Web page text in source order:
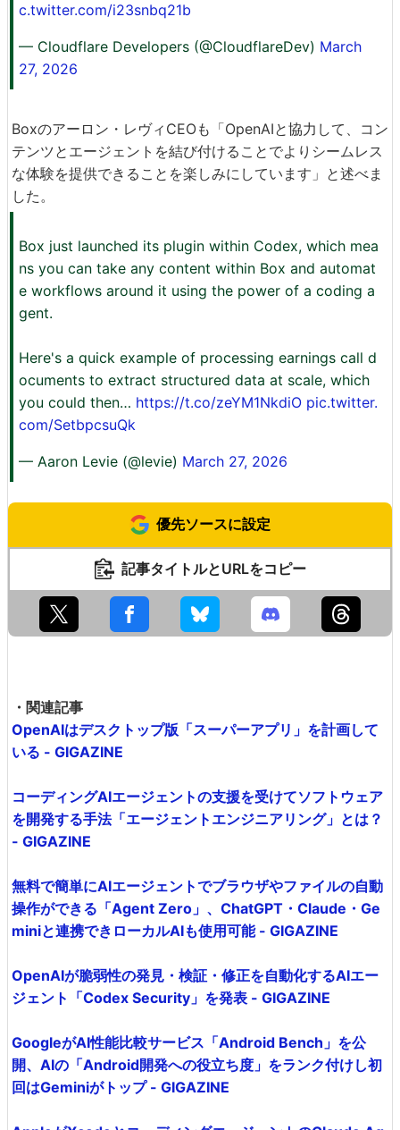
c.twitter.com/i23snbq21b
— Cloudflare Developers (@CloudflareDev) March
27, 2026
Boxのアーロン・レヴィCEOも「OpenAIと協力して、コン
テンツとエージェントを結び付けることでよりシームレス
な体験を提供できることを楽しみにしています」と述べま
した。
Box just launched its plugin within Codex, which mea
ns you can take any content within Box and automat
e workflows around it using the power of a coding a
gent.
Here's a quick example of processing earnings call d
ocuments to extract structured data at scale, which
you could then… https://t.co/zeYM1NkdiO pic.twitter.
com/SetbpcsuQk
— Aaron Levie (@levie) March 27, 2026
優先ソースに設定
記事タイトルとURLをコピー
・関連記事
OpenAIはデスクトップ版「スーパーアプリ」を計画して
いる - GIGAZINE
コーディングAIエージェントの支援を受けてソフトウェア
を開発する手法「エージェントエンジニアリング」とは？
- GIGAZINE
無料で簡単にAIエージェントでブラウザやファイルの自動
操作ができる「Agent Zero」、ChatGPT・Claude・Ge
miniと連携できローカルAIも使用可能 - GIGAZINE
OpenAIが脆弱性の発見・検証・修正を自動化するAIエー
ジェント「Codex Security」を発表 - GIGAZINE
GoogleがAI性能比較サービス「Android Bench」を公
開、AIの「Android開発への役立ち度」をランク付けし初
回はGeminiがトップ - GIGAZINE